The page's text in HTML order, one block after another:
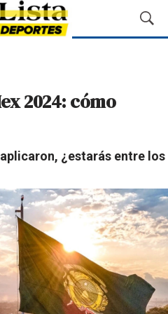
M
o
s
u
e
d
a
2024: cómo
¿estarás entre los